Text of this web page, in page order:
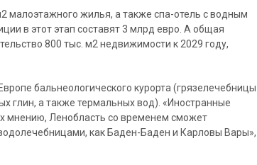
малоэтажного жилья, а также спа-отель с водным
в этот этап составят 3 млрд евро. А общая
800 тыс. м2 недвижимости к 2029 году,
бальнеологического курорта (грязелечебницы
глин, а также термальных вод). «Иностранные
мнению, Ленобласть со временем сможет
как Баден-Баден и Карловы Вары»,